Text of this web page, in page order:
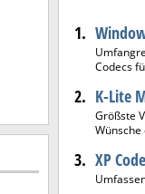
1.
Codecs
2. K-Lite
Größste
3. XP